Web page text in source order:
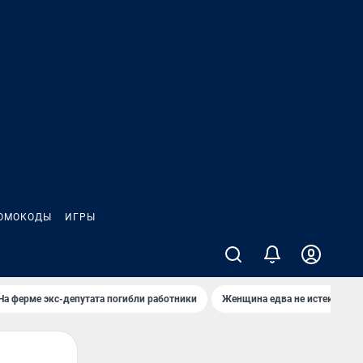
ИГРЫ
ферме экс-депутата погибли работники Женщина едва не истекла